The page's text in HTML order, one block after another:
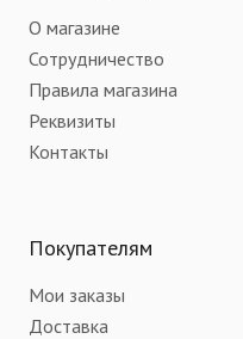
О магазине
Сотрудничество
Правила магазина
Реквизиты
Контакты
Покупателям
Мои заказы
Доставка